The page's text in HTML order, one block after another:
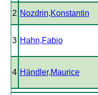
2 Nozdrin,Konstantin
3 Hahn,Fabio
4 Händler,Maurice